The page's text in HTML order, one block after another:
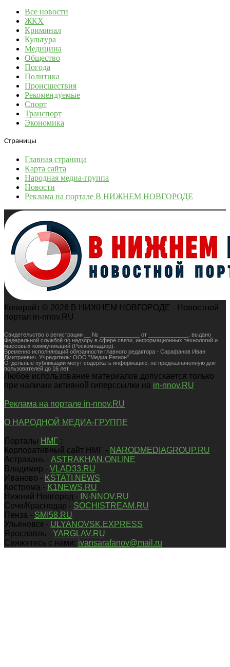
Все новости
ЖКХ
Криминал
Культура
Медицина
Общество
Погода
Политика
Происшествия
Рекомендуемые
Спорт
Транспорт
Экономика
Страницы
Главная страница
Карта сайта
Народная медиа-группа
Новости
Реклама на портале В НИЖНЕМ НОВГОРОДЕ
Копирайт © 2026 В НИЖНЕМ НОВГОРОДЕ - Новостной
портал in-nnov.RU
Свидетельство о регистрации __ № _____________ от _____________. выдано
Федеральной службой по надзору в сфере связи, информационных технологий и
массовых коммуникаций (Роскомнадзор).
Временно исполняющий обязанности главного редактора - Сарафанов Иван
Дмитриевич. Учредитель: ООО "Медиа Регион".
Отдельные публикации могут содержать информацию, не предназначенную для
пользователей до 16 лет.
Любое использование материалов допускается только
при наличии активной гиперссылки на in-nnov.RU
Реклама на портале in-nnov.RU
О НАРОДНОЙ МЕДИА-ГРУППЕ
Порталы НМГ :
Корпоративный сайт НМГ - NARODMEDIAGROUP.RU
Астрахань - ASTRAKHAN.ONLINE
Владимир - VLAD33.RU
Иваново - KSTATI.NEWS
Кострома - K1NEWS.RU
Нижний Новгород -
IN-NNOV.RU
Сочи/Краснодар - SOCHISTREAM.RU
Пенза - SMI58.RU
Ульяновск - ULYANOVSK.EXPRESS
Ярославль - YARGLAV.RU
Свяжитесь с нами: ivansarafanov@mail.ru